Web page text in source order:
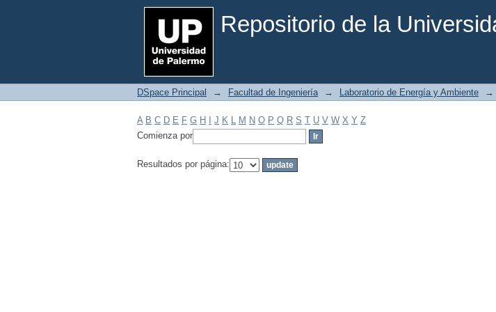
Repositorio de la
Filtrar por: Materia
DSpace Principal → Facultad de Ingeniería → Laboratorio de Energía y Ambiente →
A B C D E F G H J K L M N O P Q R S T U V W X Y Z
Comienza por
Resultados por página: